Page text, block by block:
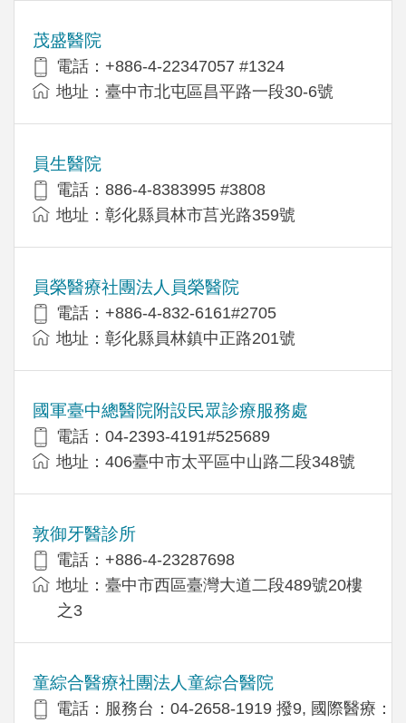
茂盛醫院
電話：+886-4-22347057 #1324
地址：臺中市北屯區昌平路一段30-6號
員生醫院
電話：886-4-8383995 #3808
地址：彰化縣員林市莒光路359號
員榮醫療社團法人員榮醫院
電話：+886-4-832-6161#2705
地址：彰化縣員林鎮中正路201號
國軍臺中總醫院附設民眾診療服務處
電話：04-2393-4191#525689
地址：406臺中市太平區中山路二段348號
敦御牙醫診所
電話：+886-4-23287698
地址：臺中市西區臺灣大道二段489號20樓
之3
童綜合醫療社團法人童綜合醫院
電話：服務台：04-2658-1919 撥9, 國際醫療：